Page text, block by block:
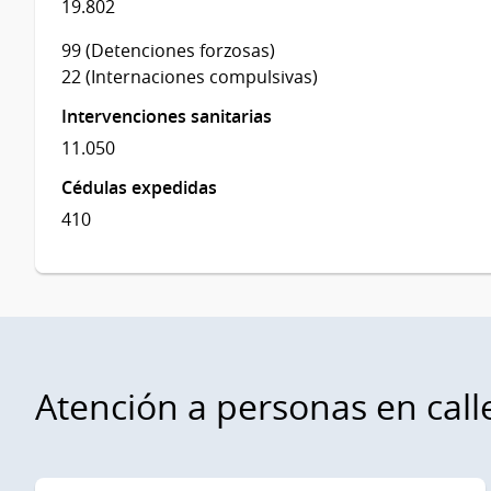
19.802
99 (Detenciones forzosas)
22 (Internaciones compulsivas)
Intervenciones sanitarias
11.050
Cédulas expedidas
410
Atención a personas en